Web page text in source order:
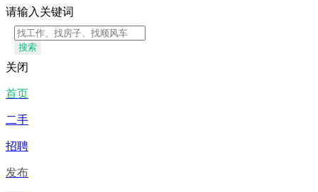
请输入关键词
搜索
关闭
首页
二手
招聘
发布